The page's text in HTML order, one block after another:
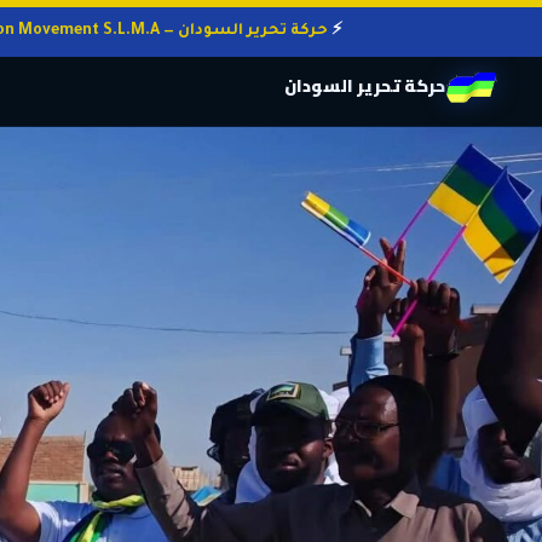
حركة تحرير السودان — Sudan Liberation Movement S.L.M.A
حركة تحرير السودان